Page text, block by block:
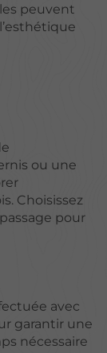
peuvent
ou une
Choisissez
pour
avec
garantir une
nécessaire